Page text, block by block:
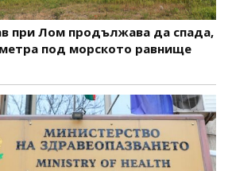
при Лом продължава да спада,
под морското равнище